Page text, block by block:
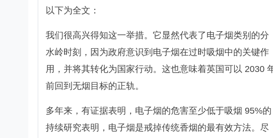
以下为全文：
我们很高兴得知这一举措。它显然代表了电子烟类别的分
水岭时刻，因为政府意识到电子烟在过时吸烟中的关键作
用，并将其转化为国家行动。这也意味着英国可以 2030
前回到无烟目标的正轨。
多年来，有证据表明，电子烟的危害至少低于吸烟 95%的
持续研究表明，电子烟是戒掉传统香烟的最有效方法。尽